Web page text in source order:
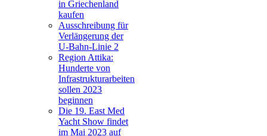
in Griechenland
kaufen
Ausschreibung für
Verlängerung der
U-Bahn-Linie 2
Region Attika:
Hunderte von
Infrastrukturarbeiten
sollen 2023
beginnen
Die 19. East Med
Yacht Show findet
im Mai 2023 auf